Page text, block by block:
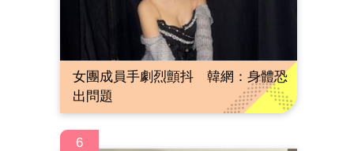
女團成員手劇烈顫抖 韓網：身體恐
出問題
6